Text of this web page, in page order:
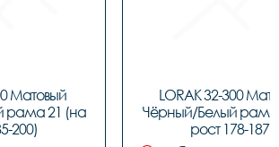
Матовый
рама 21 (на
200)
LORAK 32-300
Чёрный/Белый рама
рост 178-187)